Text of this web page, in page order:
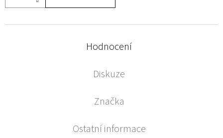
Hodnocení
Diskuze
Značka
Ostatní informace